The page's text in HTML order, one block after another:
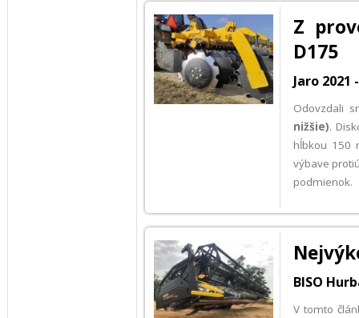
Z
D175
Jaro
Odovzdali
nižšie).
hĺbkou 150
výbave
podmienok.
BISO
V tomto